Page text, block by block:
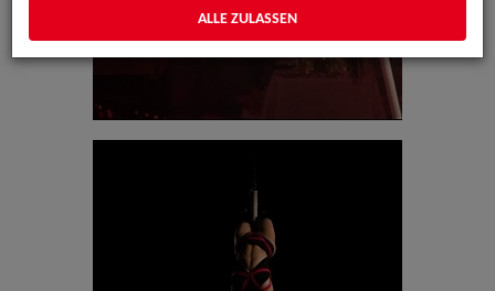
ALLE ZULASSEN